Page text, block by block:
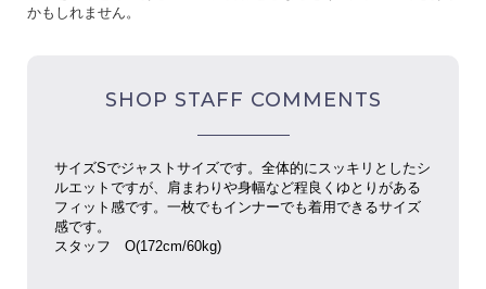
かもしれません。
SHOP STAFF COMMENTS
サイズSでジャストサイズです。全体的にスッキリとしたシ
ルエットですが、肩まわりや身幅など程良くゆとりがある
フィット感です。一枚でもインナーでも着用できるサイズ
感です。
スタッフ O(172cm/60kg)